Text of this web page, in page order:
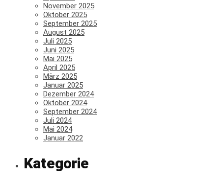
November 2025
Oktober 2025
September 2025
August 2025
Juli 2025
Juni 2025
Mai 2025
April 2025
März 2025
Januar 2025
Dezember 2024
Oktober 2024
September 2024
Juli 2024
Mai 2024
Januar 2022
Kategorie